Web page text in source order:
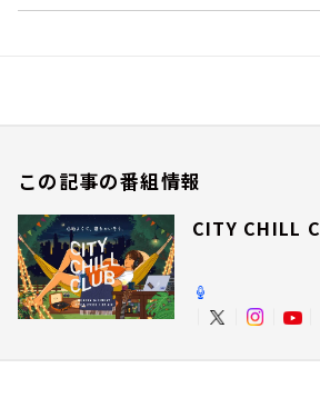
この記事の番組情報
CITY CHILL